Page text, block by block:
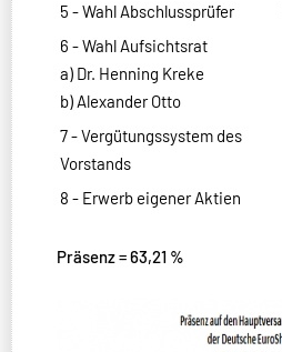
5 - Wahl Abschlussprüfer
6 - Wahl Aufsichtsrat
a) Dr. Henning Kreke
b) Alexander Otto
7 - Vergütungssystem des
Vorstands
8 - Erwerb eigener Aktien
Präsenz = 63,21 %